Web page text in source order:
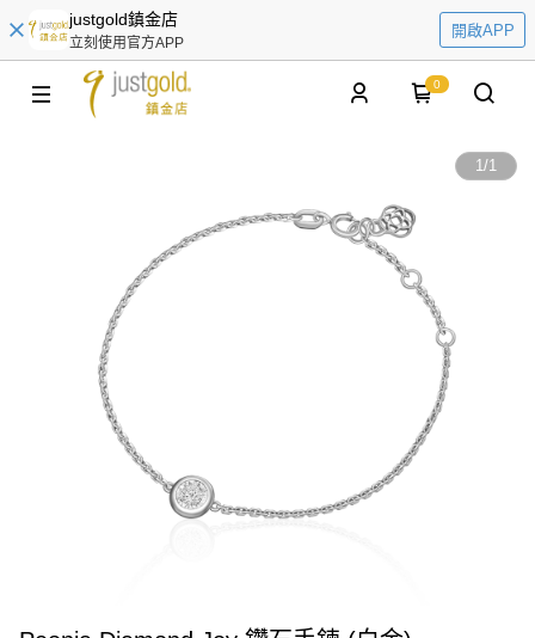
justgold鎮金店
立刻使用官方APP
開啟APP
0
1/1